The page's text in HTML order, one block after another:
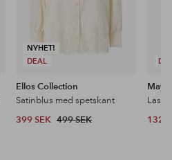
NYHET!
DEAL
Ellos Collection
Satinblus med spetskant
399 SEK 499 SEK 132